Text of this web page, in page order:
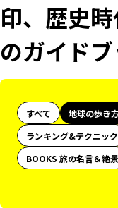
印、歴史
のガイド
すべて 地球の歩き
ランキング&テクニック
BOOKS 旅の名言＆絶景